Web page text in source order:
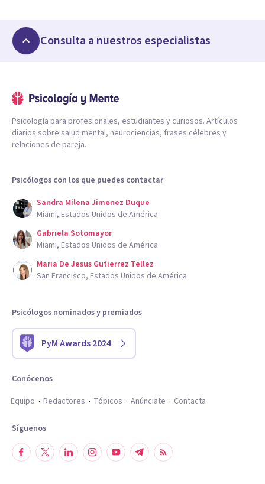
Consulta a nuestros especialistas
Psicología para profesionales, estudiantes y curiosos. Artículos
diarios sobre salud mental, neurociencias, frases célebres y
relaciones de pareja.
Psicólogos con los que puedes contactar
Sandra Milena Jimenez Duque
Miami, Estados Unidos de América
Gabriela Sotomayor
Miami, Estados Unidos de América
Maria De Jesus Gutierrez Tellez
San Francisco, Estados Unidos de América
Psicólogos nominados y premiados
PyM Awards 2024
Conócenos
Equipo
Redactores Tópicos Anúnciate Contacta
Síguenos